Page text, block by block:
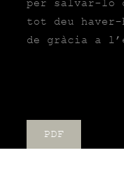
per salvar-lo
tot deu
de gràcia a
PDF